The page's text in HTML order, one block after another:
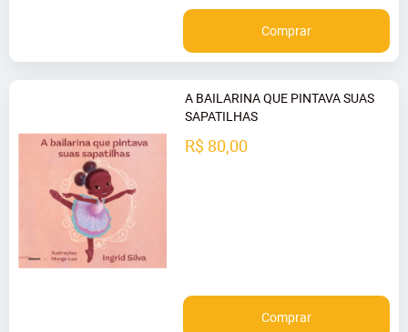
Comprar
A BAILARINA QUE PINTAVA SUAS
SAPATILHAS
R$ 80,00
Comprar